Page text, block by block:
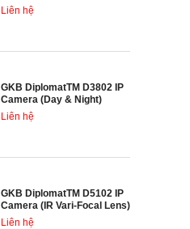
Liên hệ
GKB DiplomatTM D3802 IP
Camera (Day & Night)
Liên hệ
GKB DiplomatTM D5102 IP
Camera (IR Vari-Focal Lens)
Liên hệ